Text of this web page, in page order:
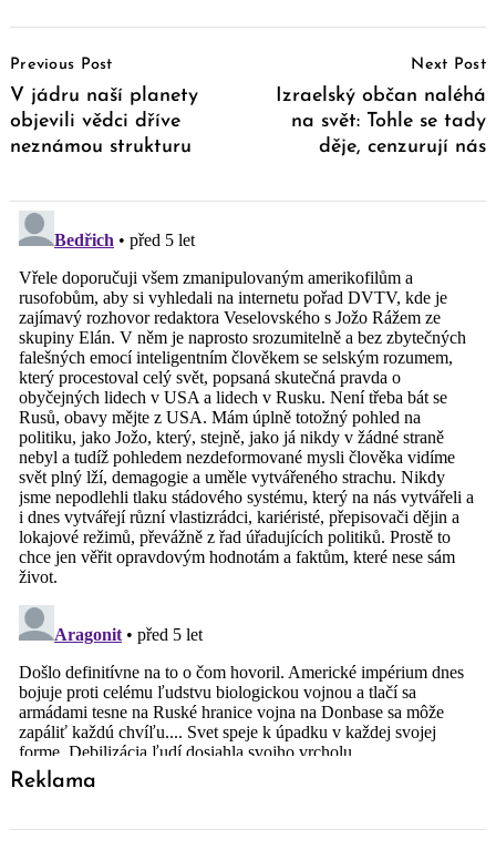
Navigation
Previous Post
V jádru naší planety
objevili vědci dříve
neznámou strukturu
Next Post
Izraelský občan naléhá
na svět: Tohle se tady
děje, cenzurují nás
Reklama